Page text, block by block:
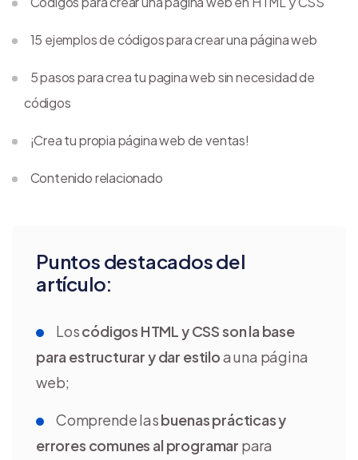
Puntos destacados del
artículo:
Loscódigos HTML y CSS son la base
para estructurar y dar estiloa una página
web;
Comprende lasbuenas prácticas y
errores comunes al programar para
15 ejemplos de códigos para crear una página web
5 pasos para crea tu pagina web sin necesidad de
códigos
¡Crea tu propia página web de ventas!
Contenido relacionado